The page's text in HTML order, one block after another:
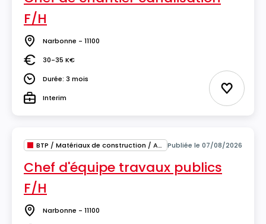
F/H
Lieu Narbonne - 11100
Salaire30-35 K€
DuréeDurée: 3 mois
TypeInterim Ajouter
BTP / Matériaux de construction / Architecture Publiée le 07/08/2026
Chef d'équipe travaux publics
F/H
Lieu Narbonne - 11100